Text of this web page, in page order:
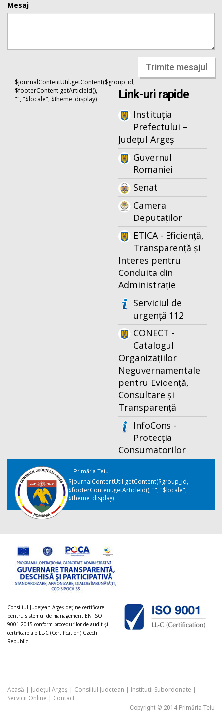
Mesaj
Trimite mesajul
$journalContentUtil.getContent($group_id,
$footerContent.getArticleId(),
"", "$locale", $theme_display)
Link-uri rapide
Instituția
Prefectului –
Județul Argeș
Guvernul
Romaniei
Senat
Camera
Deputaților
ETICA - Eficiență,
Transparență și
Interes pentru
Conduita din
Administrație
Serviciul de
urgență 112
CONECT -
Catalogul
Organizațiilor
Neguvernamentale
pentru Evidență,
Consultare și
Transparență
InfoCons -
Protecția
Consumatorilor
Primăria Teiu
$journalContentUtil.getContent($group_id,
$footerContent.getArticleId(), "", "$locale",
$theme_display)
Consiliul Judeţean Argeș deţine certificare
pentru sistemul de management EN ISO
9001:2015 conform procedurilor de audit şi
certificare ale LL-C (Certification) Czech
Republic
Acasă | Județul Argeș | Consiliul Județean | Instituții Subordonate |
Servicii Online | Contact
Copyright © 2014 Primăria Teiu